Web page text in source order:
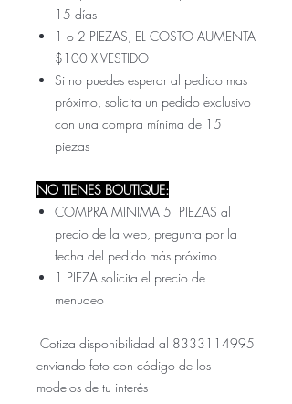
15 días
1 o 2 PIEZAS, EL COSTO AUMENTA
$100 X VESTIDO
Si no puedes esperar al pedido mas
próximo, solicita un pedido exclusivo
con una compra mínima de 15
piezas
NO TIENES BOUTIQUE:
COMPRA MINIMA 5 PIEZAS al
precio de la web, pregunta por la
fecha del pedido más próximo.
1 PIEZA solicita el precio de
menudeo
Cotiza disponibilidad al 8333114995
enviando foto con código de los
modelos de tu interés